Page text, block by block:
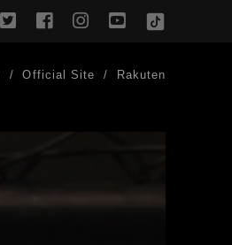
twitterfacebookinstagram
youtube
TikTok
Official Site Rakuten